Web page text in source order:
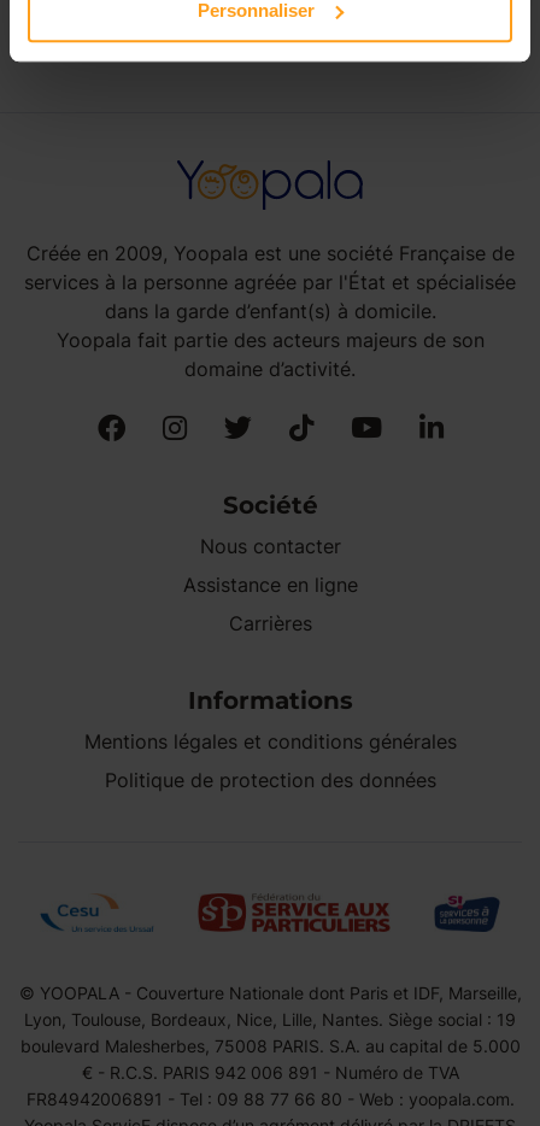
Personnaliser
Créée en 2009, Yoopala est une société Française de
services à la personne agréée par l'État et spécialisée
dans la garde d’enfant(s) à domicile.
Yoopala fait partie des acteurs majeurs de son
domaine d’activité.
Société
Nous contacter
Assistance en ligne
Carrières
Informations
Mentions légales et conditions générales
Politique de protection des données
© YOOPALA - Couverture Nationale dont Paris et IDF, Marseille,
Lyon, Toulouse, Bordeaux, Nice, Lille, Nantes. Siège social : 19
boulevard Malesherbes, 75008 PARIS. S.A. au capital de 5.000
€ - R.C.S. PARIS 942 006 891 - Numéro de TVA
FR84942006891 - Tel : 09 88 77 66 80 - Web : yoopala.com.